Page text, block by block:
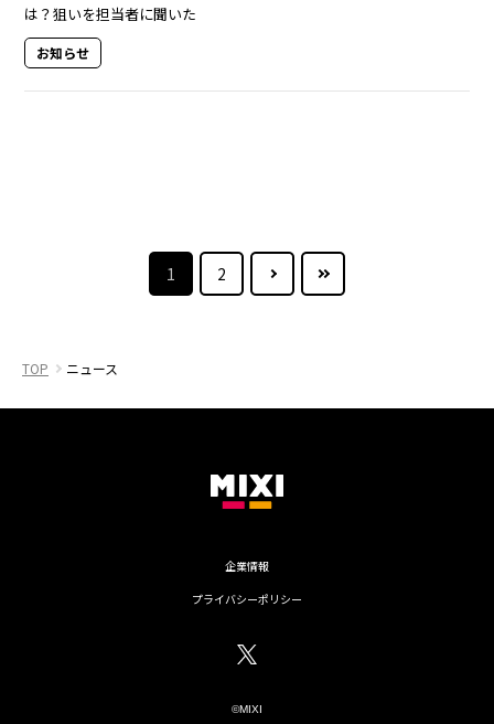
は？狙いを担当者に聞いた
お知らせ
1 2
NEXT
TOP ニュース
企業情報
プライバシーポリシー
©MIXI